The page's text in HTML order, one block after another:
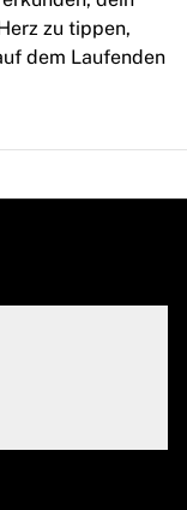
zu tippen,
dem Laufenden